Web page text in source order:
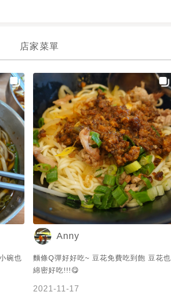
店家菜單
碗也
Anny
麵條Q彈好好吃~ 豆花免費吃到飽 豆花也
綿密好吃!!!😋
2021-11-17